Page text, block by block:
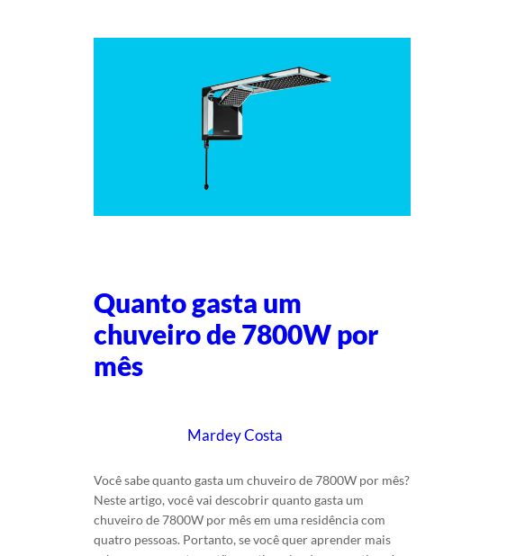
Quanto gasta um
chuveiro de 7800W por
mês
Mardey Costa
Você sabe quanto gasta um chuveiro de 7800W por mês?
Neste artigo, você vai descobrir quanto gasta um
chuveiro de 7800W por mês em uma residência com
quatro pessoas. Portanto, se você quer aprender mais